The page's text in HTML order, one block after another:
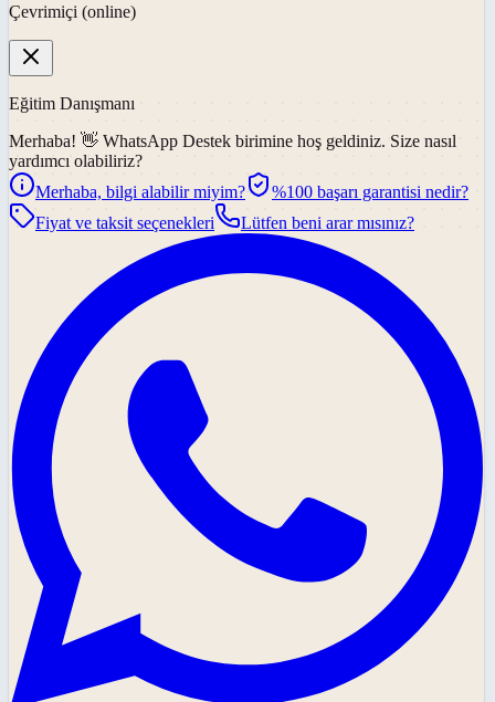
Çevrimiçi (online)
Eğitim Danışmanı
Merhaba! 👋 WhatsApp Destek birimine hoş geldiniz. Size nasıl
yardımcı olabiliriz?
Merhaba, bilgi alabilir miyim?
%100 başarı garantisi nedir?
Fiyat ve taksit seçenekleri
Lütfen beni arar mısınız?